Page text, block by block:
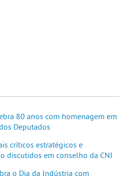
80 anos com homenagem em
Deputados
críticos estratégicos e
discutidos em conselho da CNI
o Dia da Indústria com